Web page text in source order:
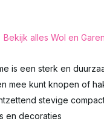
Bekijk alles Wol en Garen
is een sterk en
mee kunt knopen of
stevige
en decoraties